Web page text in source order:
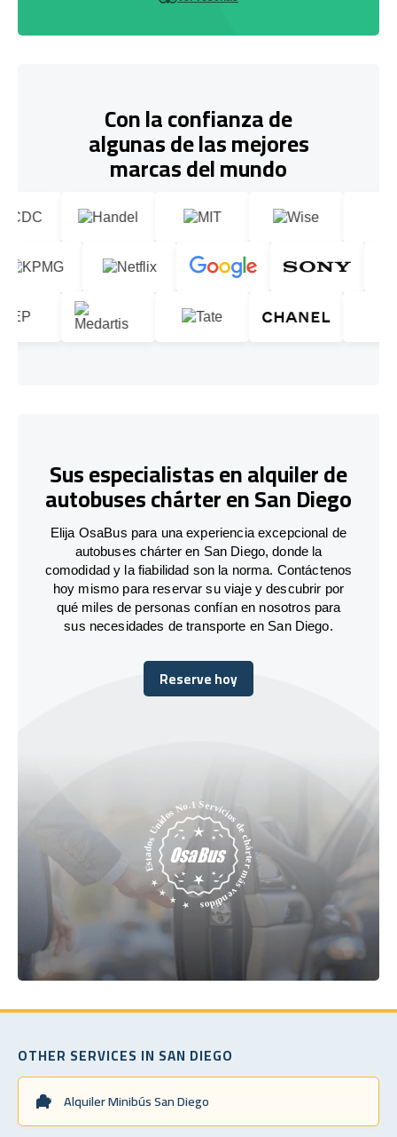
Con la confianza de
algunas de las mejores
marcas del mundo
Sus especialistas en alquiler de
autobuses chárter en San Diego
Elija OsaBus para una experiencia excepcional de
autobuses chárter en San Diego, donde la
comodidad y la fiabilidad son la norma. Contáctenos
hoy mismo para reservar su viaje y descubrir por
qué miles de personas confían en nosotros para
sus necesidades de transporte en San Diego.
Reserve hoy
Reserve hoy
OTHER SERVICES IN SAN DIEGO
Alquiler Minibús San Diego